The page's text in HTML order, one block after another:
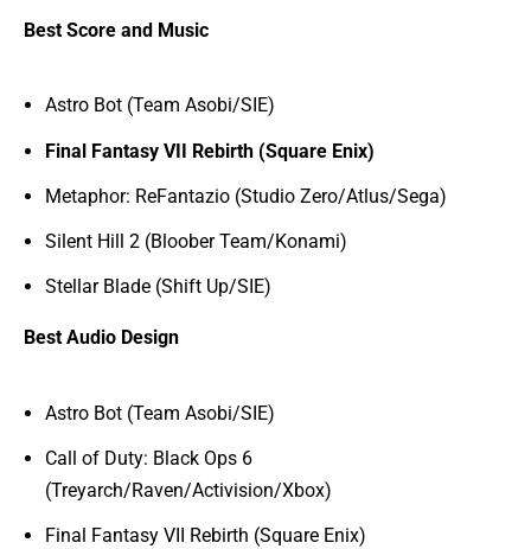
Best Score and Music
Astro Bot (Team Asobi/SIE)
Final Fantasy VII Rebirth (Square Enix)
Metaphor: ReFantazio (Studio Zero/Atlus/Sega)
Silent Hill 2 (Bloober Team/Konami)
Stellar Blade (Shift Up/SIE)
Best Audio Design
Astro Bot (Team Asobi/SIE)
Call of Duty: Black Ops 6
(Treyarch/Raven/Activision/Xbox)
Final Fantasy VII Rebirth (Square Enix)